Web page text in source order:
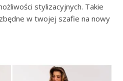
stylizacyjnych. Takie
w twojej szafie na nowy